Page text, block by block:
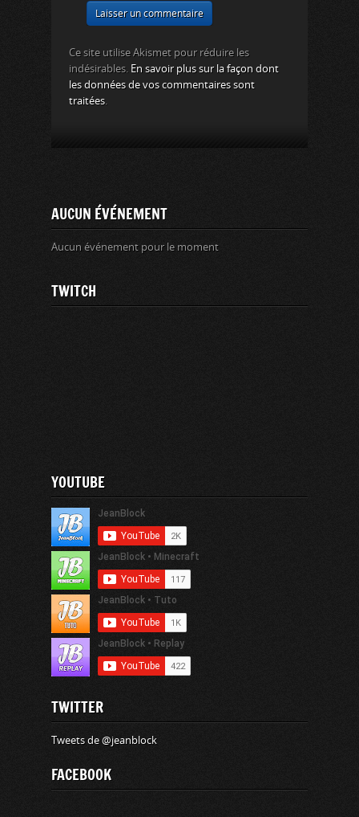
Ce site utilise Akismet pour réduire les
indésirables. En savoir plus sur la façon dont
les données de vos commentaires sont
traitées
AUCUN ÉVÉNEMENT
Aucun événement pour le moment
TWITCH
YOUTUBE
TWITTER
Tweets de @jeanblock
FACEBOOK